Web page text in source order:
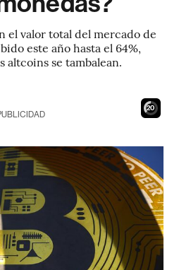
el valor total del mercado de
este año hasta el 64%,
altcoins se tambalean.
18